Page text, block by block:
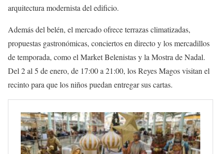
arquitectura modernista del edificio.
Además del belén, el mercado ofrece terrazas climatizadas,
propuestas gastronómicas, conciertos en directo y los mercadillos
de temporada, como el Market Belenistas y la Mostra de Nadal.
Del 2 al 5 de enero, de 17:00 a 21:00, los Reyes Magos visitan el
recinto para que los niños puedan entregar sus cartas.